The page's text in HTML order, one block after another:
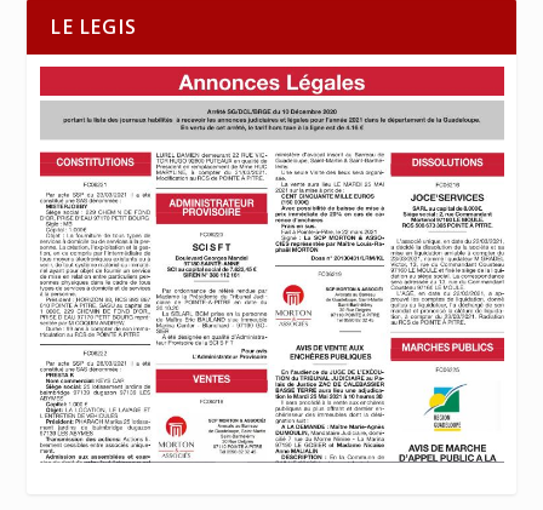
LE LEGIS